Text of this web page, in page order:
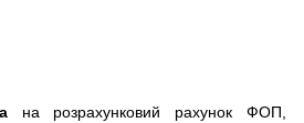
на розрахунковий рахунок ФОП,